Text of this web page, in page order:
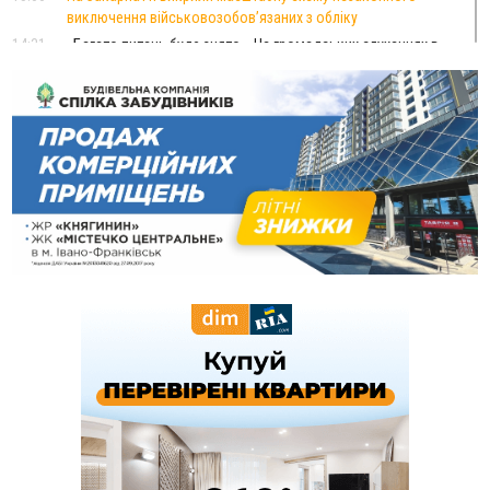
виключення військовозобов’язаних з обліку
14:31
«Багато питань буде знято». На громадських слуханнях в
Яремче обговорили, як вирішити питання джипінгу в
Карпатах
13:54
5 «тихих» хвороб, які виявляє профілактичне обстеження
13:30
ФОТО На Надрічній тривають останні приготування до
нового руху
12:57
У Франківську зафіксували найбільшу спеку за всю історію
спостережень
12:24
Лікування наркоманії Київ: чому важливо розпочати
терапію якомога раніше
тисяч гривень у валюті, засудили до 5 років
Податкова передасть в Міноборони для "Оберегу" дані про
чоловіків 18–60 років
Водійка, яку на Сухомлинського побив інший керманич,
відмовилася від обвинувачення — справу закрили
У Франківську, Коломиї, Долині та Яремче 6 серпня
зафіксували рекордну спеку